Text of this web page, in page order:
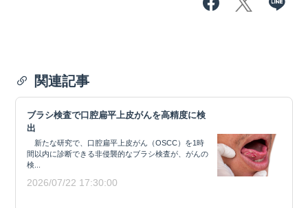
関連記事
ブラシ検査で口腔扁平上皮がんを高精度に検
出
新たな研究で、口腔扁平上皮がん（OSCC）を1時
間以内に診断できる非侵襲的なブラシ検査が、がんの
検...
2026/07/22 17:30:00